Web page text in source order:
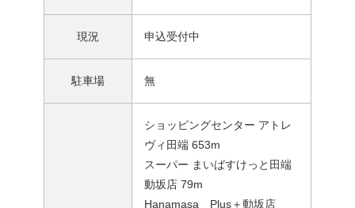
現況 申込受付中
駐車場 無
ショッピングセンター アトレ
ヴィ田端 653m
スーパー まいばすけっと田端
動坂店 79m
Hanamasa Plus＋動坂店